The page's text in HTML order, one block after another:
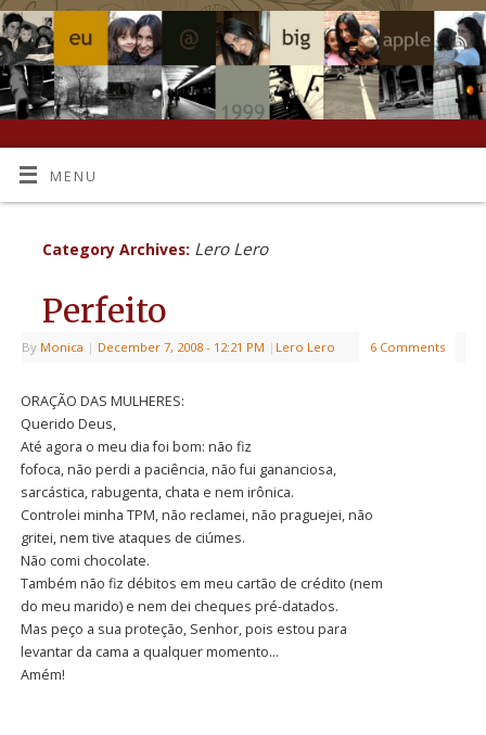
MENU
Category Archives: Lero Lero
Perfeito
By Monica | December 7, 2008 - 12:21 PM | Lero Lero 6 Comments
ORAÇÃO DAS MULHERES:
Querido Deus,
Até agora o meu dia foi bom: não fiz
fofoca, não perdi a paciência, não fui gananciosa,
sarcástica, rabugenta, chata e nem irônica.
Controlei minha TPM, não reclamei, não praguejei, não
gritei, nem tive ataques de ciúmes.
Não comi chocolate.
Também não fiz débitos em meu cartão de crédito (nem
do meu marido) e nem dei cheques pré-datados.
Mas peço a sua proteção, Senhor, pois estou para
levantar da cama a qualquer momento…
Amém!